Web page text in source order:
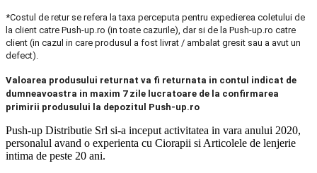
*Costul de retur se refera la taxa perceputa pentru expedierea coletului de
la client catre Push-up.ro (in toate cazurile), dar si de la Push-up.ro catre
client (in cazul in care produsul a fost livrat / ambalat gresit sau a avut un
defect).
Valoarea produsului returnat va fi returnata in contul indicat de
dumneavoastra in maxim 7 zile lucratoare de la confirmarea
primirii produsului la depozitul Push-up.ro
Push-up Distributie Srl si-a inceput activitatea in vara anului 2020,
personalul avand o experienta cu Ciorapii si Articolele de lenjerie
intima de peste 20 ani.